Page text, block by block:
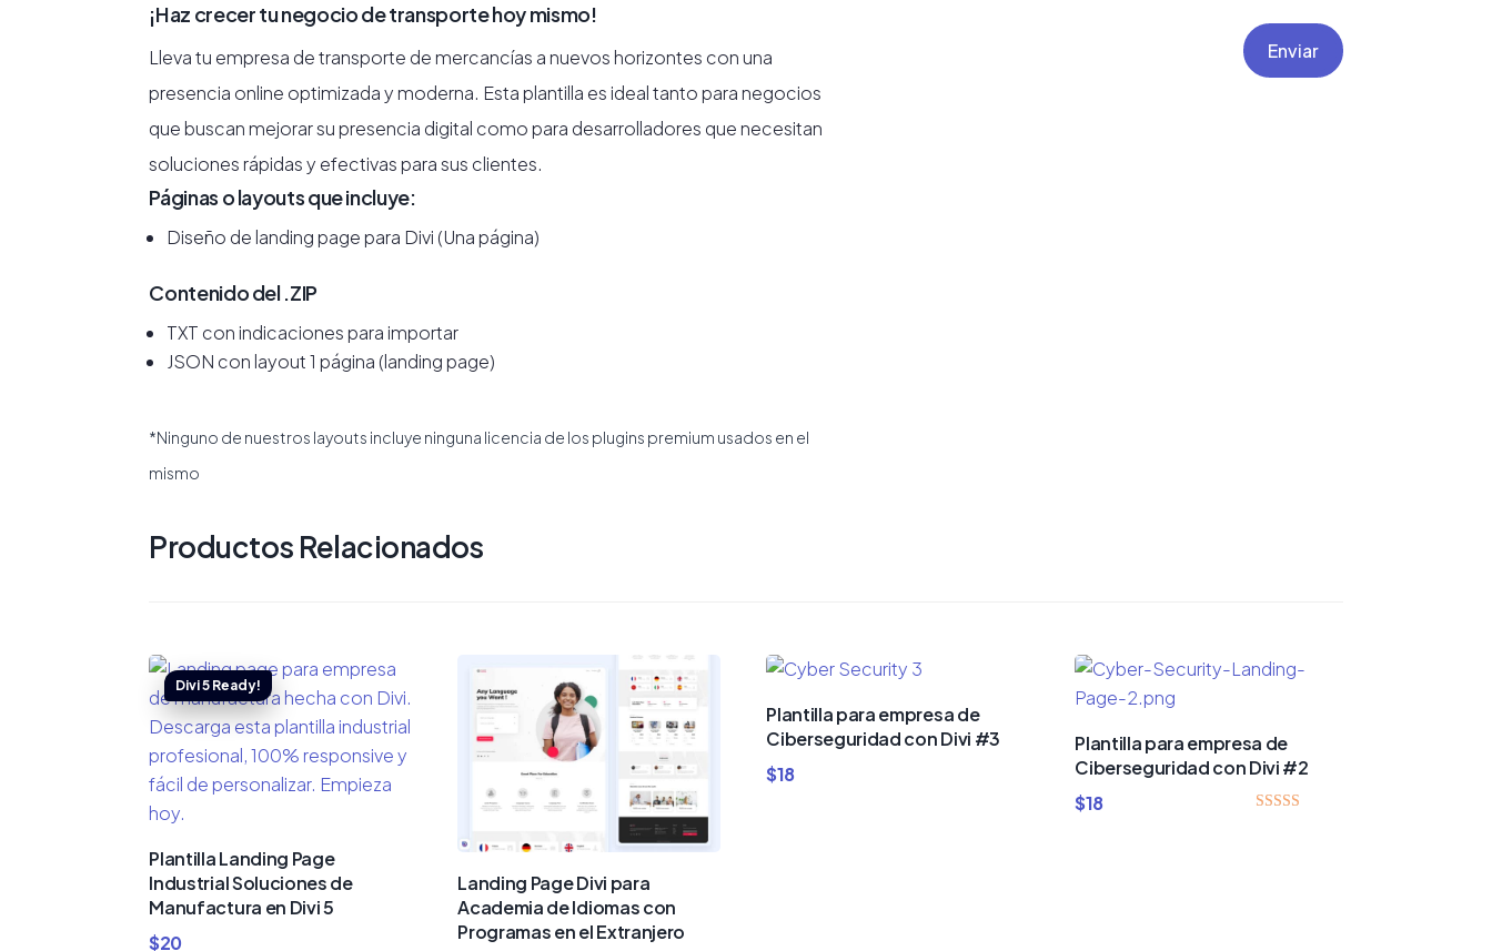
¡Haz crecer tu negocio de transporte hoy mismo!
Lleva tu empresa de transporte de mercancías a nuevos horizontes con una
presencia online optimizada y moderna. Esta plantilla es ideal tanto para negocios
que buscan mejorar su presencia digital como para desarrolladores que necesitan
soluciones rápidas y efectivas para sus clientes.
Páginas o layouts que incluye:
Diseño de landing page para Divi (Una página)
Contenido del .ZIP
TXT con indicaciones para importar
JSON con layout 1 página (landing page)
*Ninguno de nuestros layouts incluye ninguna licencia de los plugins premium usados en el
mismo
Enviar
Productos Relacionados
Plantilla Landing Page
Industrial Soluciones de
Manufactura en Divi 5
$20
Landing Page Divi para
Academia de Idiomas con
Programas en el Extranjero
Plantilla para empresa de
Ciberseguridad con Divi #3
$18
Plantilla para empresa de
Ciberseguridad con Divi #2
$18